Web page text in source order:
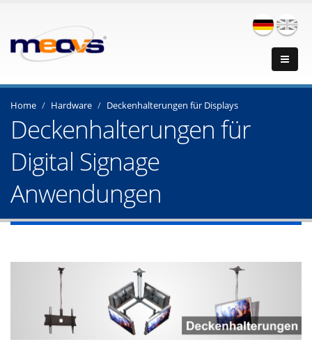
Home Hardware Deckenhalterungen für Displays
Deckenhalterungen für
Digital Signage
Anwendungen